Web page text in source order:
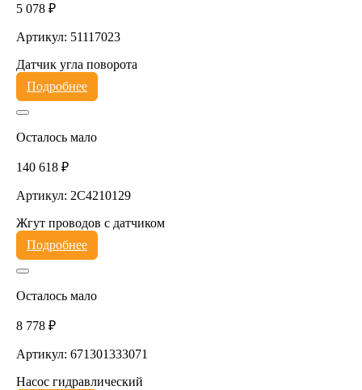
5 078 ₽
Артикул: 51117023
Датчик угла поворота
Подробнее
Осталось мало
140 618 ₽
Артикул: 2C4210129
Жгут проводов с датчиком
Подробнее
Осталось мало
8 778 ₽
Артикул: 671301333071
Насос гидравлический